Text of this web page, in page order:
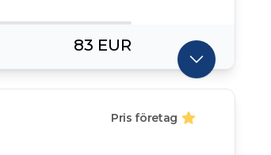
83 EUR
Pris företag